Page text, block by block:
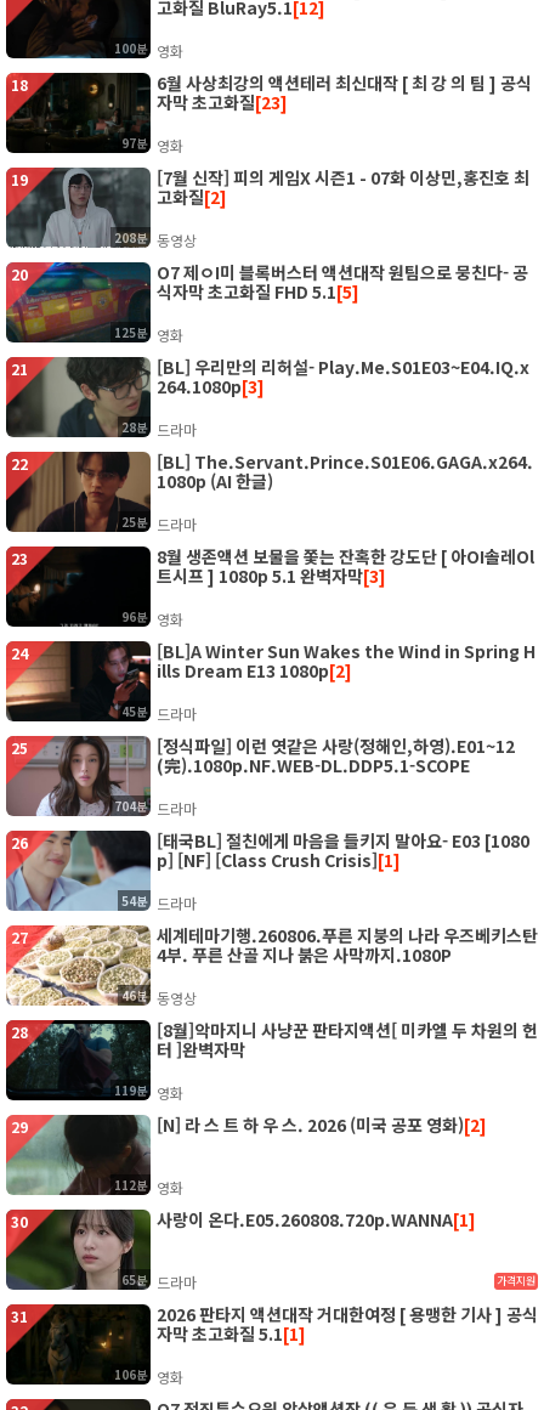
100분
고화질 BluRay5.1[12]
영화
97분
18
6월 사상최강의 액션테러 최신대작 [ 최 강 의 팀 ] 공식
자막 초고화질[23]
영화
208분
19
[7월 신작] 피의 게임X 시즌1 - 07화 이상민,홍진호 최
고화질[2]
동영상
125분
20
O7 제ㅇI미 블록버스터 액션대작 원팀으로 뭉친다- 공
식자막 초고화질 FHD 5.1[5]
영화
28분
21
[BL] 우리만의 리허설- Play.Me.S01E03~E04.IQ.x
264.1080p[3]
드라마
25분
22
[BL] The.Servant.Prince.S01E06.GAGA.x264.
1080p (AI 한글)
드라마
96분
23
8월 생존액션 보물을 쫓는 잔혹한 강도단 [ 아OI솔레Ol
트시프 ] 1080p 5.1 완벽자막[3]
영화
45분
24
[BL]A Winter Sun Wakes the Wind in Spring H
ills Dream E13 1080p[2]
드라마
704분
25
[정식파일] 이런 엿같은 사랑(정해인,하영).E01~12
(完).1080p.NF.WEB-DL.DDP5.1-SCOPE
드라마
54분
26
[태국BL] 절친에게 마음을 들키지 말아요- E03 [1080
p] [NF] [Class Crush Crisis][1]
드라마
46분
27
세계테마기행.260806.푸른 지붕의 나라 우즈베키스탄
4부. 푸른 산골 지나 붉은 사막까지.1080P
동영상
119분
28
[8월]악마지니 사냥꾼 판타지액션[ 미카엘 두 차원의 헌
터 ]완벽자막
영화
112분
29 [N] 라 스 트 하 우 스. 2026 (미국 공포 영화)[2]
영화
65분
30 사랑이 온다.E05.260808.720p.WANNA[1]
드라마 가격지원
106분
31
2026 판타지 액션대작 거대한여정 [ 용맹한 기사 ] 공식
자막 초고화질 5.1[1]
영화